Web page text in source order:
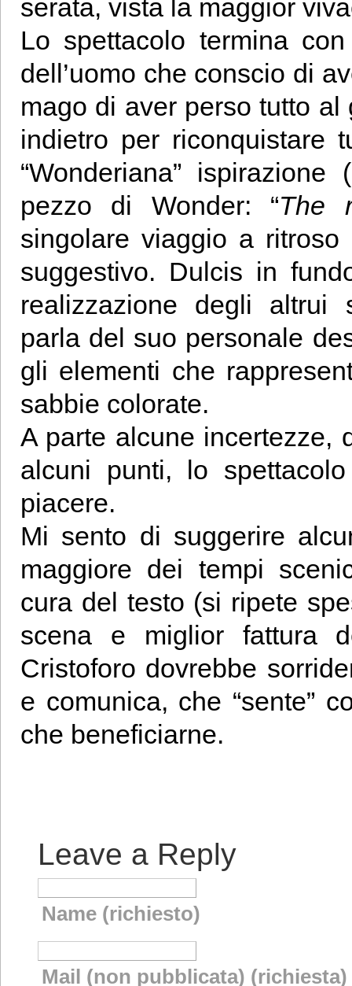
serata, vista la maggior
Lo spettacolo termina
dell’uomo che conscio di
mago di aver perso tutto al
indietro per riconquistare
“Wonderiana”
pezzo di Wonder: “The
singolare viaggio a
suggestivo. Dulcis in
realizzazione degli altrui
parla del suo personale
gli elementi che
sabbie colorate.
A parte alcune incertezze,
alcuni punti, lo
piacere.
Mi sento di suggerire
maggiore dei tempi
cura del testo (si ripete
scena e miglior fattura
Cristoforo dovrebbe
e comunica, che “sente”
che beneficiarne.
Leave a Reply
Name (richiesto)
Mail (non pubblicata) (richiesta)